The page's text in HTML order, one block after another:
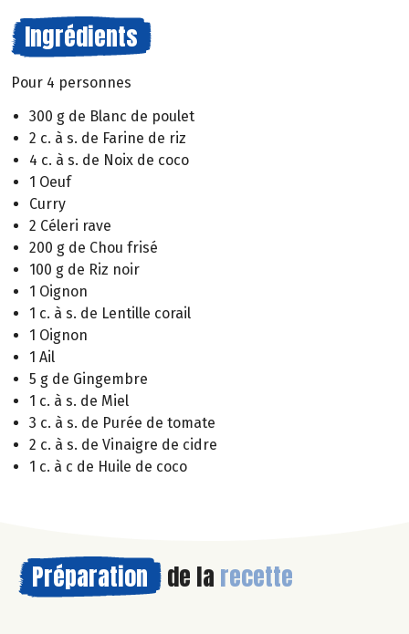
Ingrédients
Pour 4 personnes
300 g de Blanc de poulet
2 c. à s. de Farine de riz
4 c. à s. de Noix de coco
1 Oeuf
Curry
2 Céleri rave
200 g de Chou frisé
100 g de Riz noir
1 Oignon
1 c. à s. de Lentille corail
1 Oignon
1 Ail
5 g de Gingembre
1 c. à s. de Miel
3 c. à s. de Purée de tomate
2 c. à s. de Vinaigre de cidre
1 c. à c de Huile de coco
Préparation de la recette